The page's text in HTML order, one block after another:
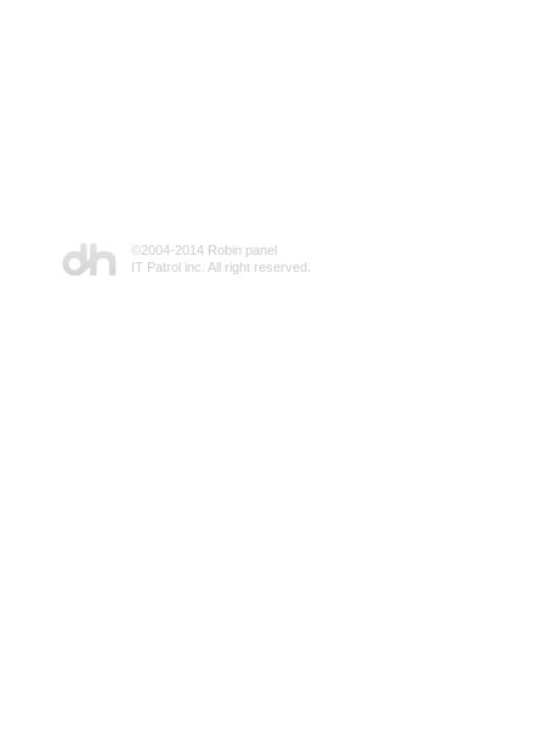
©2004-2014 Robin panel
IT Patrol inc. All right reserved.